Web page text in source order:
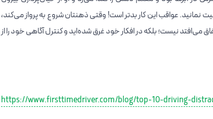
عواقب این کار بدتر است! وقتی ذهنتان شروع به پرواز می‌کند،
می‌افتد نیست؛ بلکه در افکار خود غرق شده‌اید و کنترل آگاهی خود را از
https://www.firsttimedriver.com/blog/top-10-driving-